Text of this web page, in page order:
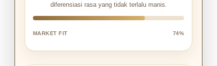
diferensiasi rasa yang tidak terlalu manis.
MARKET FIT 74%